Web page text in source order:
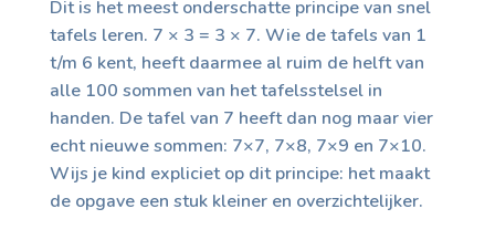
Dit is het meest onderschatte principe van snel
tafels leren. 7 × 3 = 3 × 7. Wie de tafels van 1
t/m 6 kent, heeft daarmee al ruim de helft van
alle 100 sommen van het tafelsstelsel in
handen. De tafel van 7 heeft dan nog maar vier
echt nieuwe sommen: 7×7, 7×8, 7×9 en 7×10.
Wijs je kind expliciet op dit principe: het maakt
de opgave een stuk kleiner en overzichtelijker.